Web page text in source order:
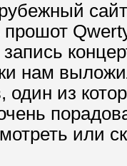
нам
один из
или